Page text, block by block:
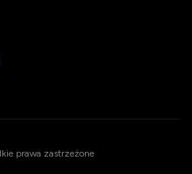
prawa zastrzeżone